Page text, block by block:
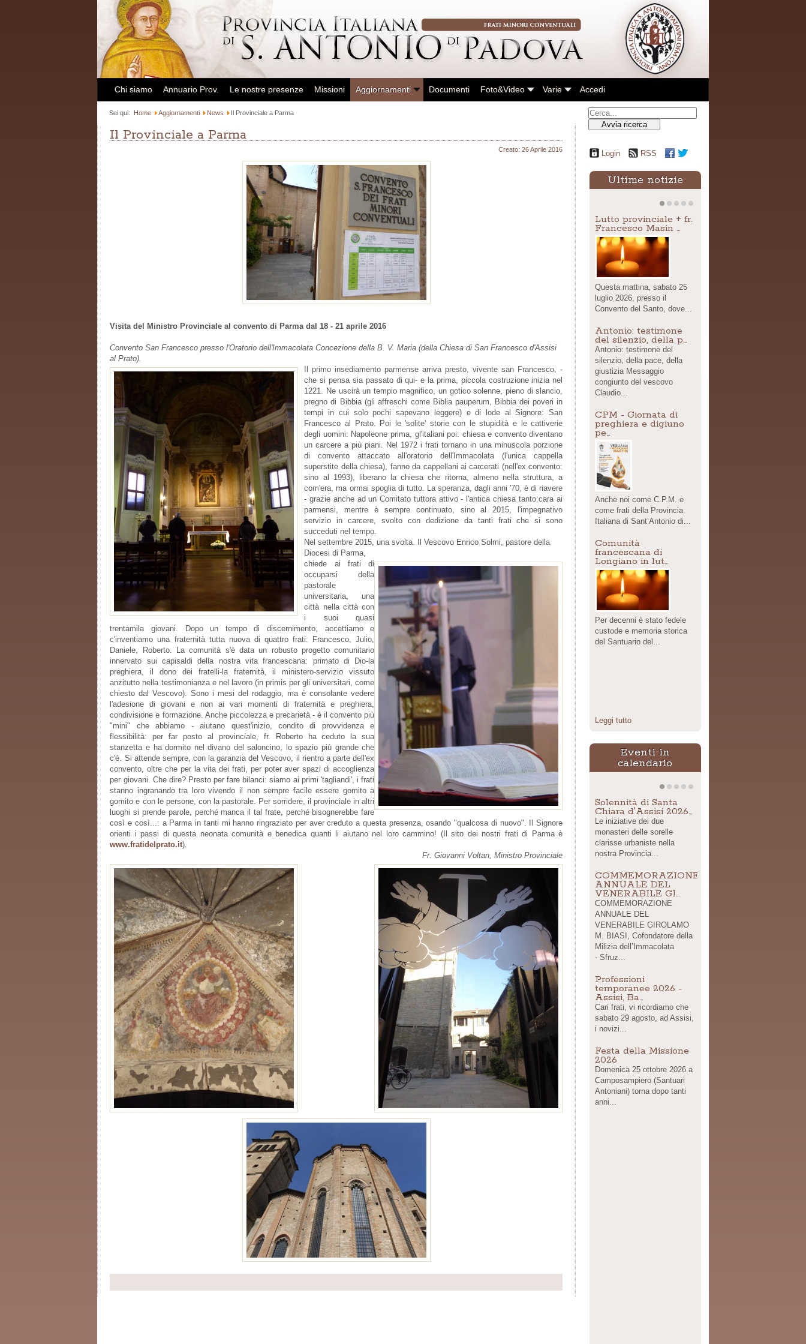
Chi siamo Annuario Prov. Le nostre presenze Missioni Aggiornamenti Documenti Foto&Video Varie Accedi
Avvia ricerca
Sei qui: Home Aggiornamenti News Il Provinciale a Parma
Il Provinciale a Parma
Creato: 26 Aprile 2016
Visita del Ministro Provinciale al convento di Parma dal 18 - 21 aprile 2016
Convento San Francesco presso l'Oratorio dell'Immacolata Concezione della B. V. Maria (della Chiesa di San Francesco d'Assisi
al Prato).
Il primo insediamento parmense arriva presto, vivente san Francesco, -
che si pensa sia passato di qui- e la prima, piccola costruzione inizia nel
1221. Ne uscirà un tempio magnifico, un gotico solenne, pieno di slancio,
pregno di Bibbia (gli affreschi come Biblia pauperum, Bibbia dei poveri in
tempi in cui solo pochi sapevano leggere) e di lode al Signore: San
Francesco al Prato. Poi le 'solite' storie con le stupidità e le cattiverie
degli uomini: Napoleone prima, gl'italiani poi: chiesa e convento diventano
un carcere a più piani. Nel 1972 i frati tornano in una minuscola porzione
di convento attaccato all'oratorio dell'Immacolata (l'unica cappella
superstite della chiesa), fanno da cappellani ai carcerati (nell'ex convento:
sino al 1993), liberano la chiesa che ritorna, almeno nella struttura, a
com'era, ma ormai spoglia di tutto. La speranza, dagli anni '70, è di riavere
- grazie anche ad un Comitato tuttora attivo - l'antica chiesa tanto cara ai
parmensi, mentre è sempre continuato, sino al 2015, l'impegnativo
servizio in carcere, svolto con dedizione da tanti frati che si sono
succeduti nel tempo.
Nel settembre 2015, una svolta. Il Vescovo Enrico Solmi, pastore della
Diocesi di Parma,
chiede ai frati di
occuparsi della
pastorale
universitaria, una
città nella città con
i suoi quasi
trentamila giovani. Dopo un tempo di discernimento, accettiamo e
c'inventiamo una fraternità tutta nuova di quattro frati: Francesco, Julio,
Daniele, Roberto. La comunità s'è data un robusto progetto comunitario
innervato sui capisaldi della nostra vita francescana: primato di Dio-la
preghiera, il dono dei fratelli-la fraternità, il ministero-servizio vissuto
anzitutto nella testimonianza e nel lavoro (in primis per gli universitari, come
chiesto dal Vescovo). Sono i mesi del rodaggio, ma è consolante vedere
l'adesione di giovani e non ai vari momenti di fraternità e preghiera,
condivisione e formazione. Anche piccolezza e precarietà - è il convento più
"mini" che abbiamo - aiutano quest'inizio, condito di provvidenza e
flessibilità: per far posto al provinciale, fr. Roberto ha ceduto la sua
stanzetta e ha dormito nel divano del saloncino, lo spazio più grande che
c'è. Si attende sempre, con la garanzia del Vescovo, il rientro a parte dell'ex
convento, oltre che per la vita dei frati, per poter aver spazi di accoglienza
per giovani. Che dire? Presto per fare bilanci: siamo ai primi 'tagliandi', i frati
stanno ingranando tra loro vivendo il non sempre facile essere gomito a
gomito e con le persone, con la pastorale. Per sorridere, il provinciale in altri
luoghi si prende parole, perché manca il tal frate, perché bisognerebbe fare
così e così...: a Parma in tanti mi hanno ringraziato per aver creduto a questa presenza, osando "qualcosa di nuovo". Il Signore
orienti i passi di questa neonata comunità e benedica quanti li aiutano nel loro cammino! (Il sito dei nostri frati di Parma è
www.fratidelprato.it).
Fr. Giovanni Voltan, Ministro Provinciale
Share
Login RSS
Ultime notizie
Lutto provinciale + fr.
Francesco Masin …
Questa mattina, sabato 25
luglio 2026, presso il
Convento del Santo, dove...
Antonio: testimone
del silenzio, della p…
Antonio: testimone del
silenzio, della pace, della
giustizia Messaggio
congiunto del vescovo
Claudio...
CPM - Giornata di
preghiera e digiuno
pe…
Anche noi come C.P.M. e
come frati della Provincia
Italiana di Sant’Antonio di...
Comunità
francescana di
Longiano in lut…
Per decenni è stato fedele
custode e memoria storica
del Santuario del...
Leggi tutto
Eventi in
calendario
Solennità di Santa
Chiara d'Assisi 2026…
Le iniziative dei due
monasteri delle sorelle
clarisse urbaniste nella
nostra Provincia...
COMMEMORAZIONE
ANNUALE DEL
VENERABILE GI…
COMMEMORAZIONE
ANNUALE DEL
VENERABILE GIROLAMO
M. BIASI, Cofondatore della
Milizia dell’Immacolata
- Sfruz...
Professioni
temporanee 2026 -
Assisi, Ba…
Cari frati, vi ricordiamo che
sabato 29 agosto, ad Assisi,
i novizi...
Festa della Missione
2026
Domenica 25 ottobre 2026 a
Camposampiero (Santuari
Antoniani) torna dopo tanti
anni...